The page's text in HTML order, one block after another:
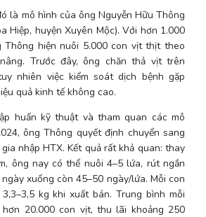
là mô hình của ông Nguyễn Hữu Thông
Hiệp, huyện Xuyên Mộc). Với hơn 1.000
Thông hiện nuôi 5.000 con vịt thịt theo
Trước đây, ông chăn thả vịt trên
nhiên việc kiểm soát dịch bệnh gặp
quả kinh tế không cao.
huấn kỹ thuật và tham quan các mô
ông Thông quyết định chuyển sang
nhập HTX. Kết quả rất khả quan: thay
ông nay có thể nuôi 4–5 lứa, rút ngắn
xuống còn 45–50 ngày/lứa. Mỗi con
kg khi xuất bán. Trung bình mỗi
20.000 con vịt, thu lãi khoảng 250